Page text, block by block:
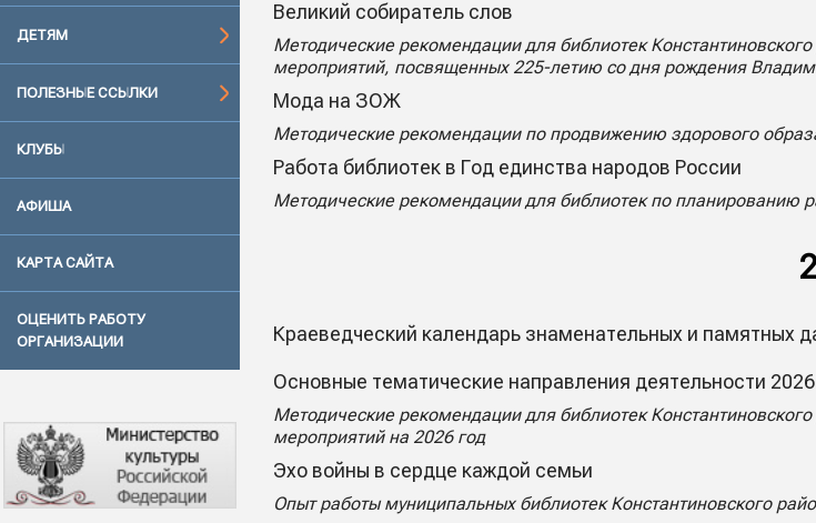
ДЕТЯМ
ПОЛЕЗНЫЕ ССЫЛКИ
КЛУБЫ
АФИША
КАРТА САЙТА
ОЦЕНИТЬ РАБОТУ
ОРГАНИЗАЦИИ
Великий собиратель слов
Методические рекомендации для библиотек
мероприятий, посвященных 225-летию со дня рождения
Мода на ЗОЖ
Методические рекомендации по продвижению здорового
Работа библиотек в Год единства народов России
Методические рекомендации для библиотек по планированию
Краеведческий календарь знаменательных и памятных
Основные тематические направления деятельности 2026
Методические рекомендации для библиотек
мероприятий на 2026 год
Эхо войны в сердце каждой семьи
Опыт работы муниципальных библиотек Константиновского